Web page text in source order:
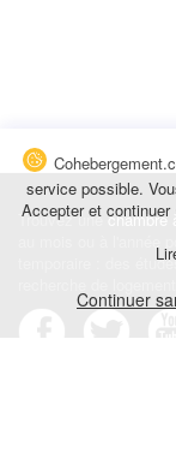
Trouvez unechambre
au mois ou à l'année
temporaire : des
service possible.
Accepter et
Continuer